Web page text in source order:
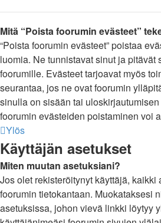
Mitä “Poista foorumin evästeet”
“Poista foorumin evästeet” poistaa
luomia. Ne tunnistavat sinut ja pitävät
foorumille. Evästeet tarjoavat myös
seurantaa, jos ne ovat foorumin
sinulla on sisään tai
foorumin evästeiden poistaminen voi
Ylös
Käyttäjän asetukset
Miten muutan asetuksiani?
Jos olet rekisteröitynyt käyttäjä,
foorumin tietokantaan. Muokataksesi
asetuksissa, johon vievä linkki löytyy